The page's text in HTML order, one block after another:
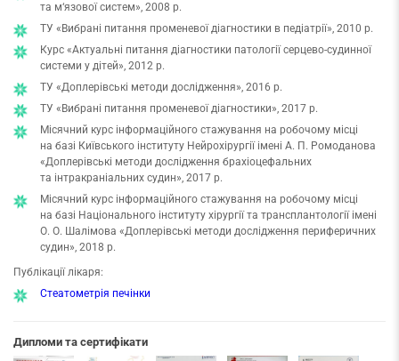
та м‘язової систем», 2008 р.
ТУ «Вибрані питання променевої діагностики в педіатрії», 2010 р.
Курс «Актуальні питання діагностики патології серцево-судинної
системи у дітей», 2012 р.
ТУ «Доплерівські методи дослідження», 2016 р.
ТУ «Вибрані питання променевої діагностики», 2017 р.
Місячний курс інформаційного стажування на робочому місці
на базі Київського інституту Нейрохірургії імені А. П. Ромоданова
«Доплерівські методи дослідження брахіоцефальних
та інтракраніальних судин», 2017 р.
Місячний курс інформаційного стажування на робочому місці
на базі Національного інституту хірургії та трансплантології імені
О. О. Шалімова «Доплерівські методи дослідження периферичних
судин», 2018 р.
Публікації лікаря:
Стеатометрія печінки
Дипломи та сертифікати